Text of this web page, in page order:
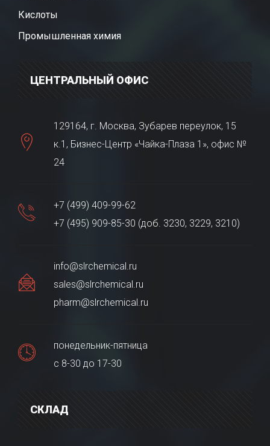
Кислоты
Промышленная химия
ЦЕНТРАЛЬНЫЙ ОФИС
129164, г. Москва, Зубарев переулок, 15
к.1, Бизнес-Центр «Чайка-Плаза 1», офис №
24
+7 (499) 409-99-62
+7 (495) 909-85-30 (доб. 3230, 3229, 3210)
info@slrchemical.ru
sales@slrchemical.ru
pharm@slrchemical.ru
понедельник-пятница
с 8-30 до 17-30
СКЛАД